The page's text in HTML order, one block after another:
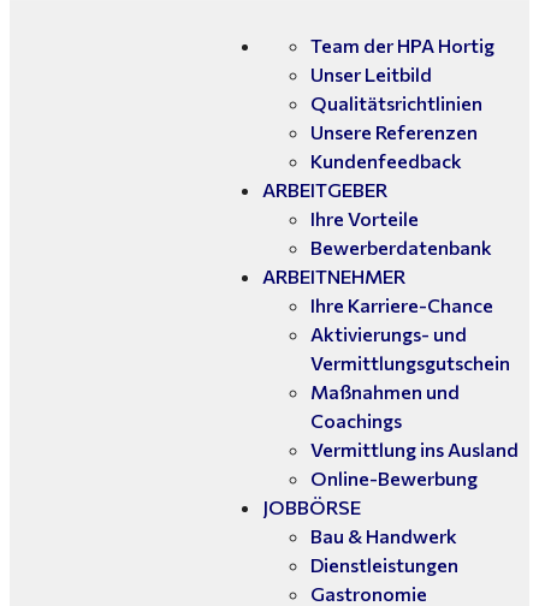
Team der HPA Hortig
Unser Leitbild
Qualitätsrichtlinien
Unsere Referenzen
Kundenfeedback
ARBEITGEBER
Ihre Vorteile
Bewerberdatenbank
ARBEITNEHMER
Ihre Karriere-Chance
Aktivierungs- und
Vermittlungsgutschein
Maßnahmen und
Coachings
Vermittlung ins Ausland
Online-Bewerbung
JOBBÖRSE
Bau & Handwerk
Dienstleistungen
Gastronomie